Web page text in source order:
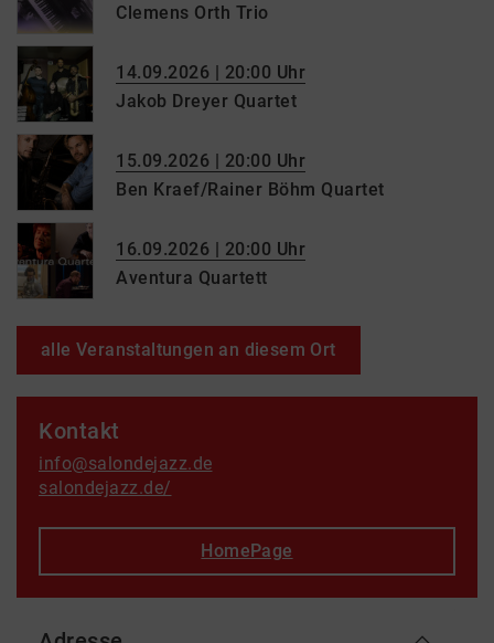
Clemens Orth Trio
14.09.2026 | 20:00 Uhr
Jakob Dreyer Quartet
15.09.2026 | 20:00 Uhr
Ben Kraef/Rainer Böhm Quartet
16.09.2026 | 20:00 Uhr
Aventura Quartett
alle Veranstaltungen an diesem Ort
Kontakt
info@salondejazz.de
salondejazz.de/
HomePage